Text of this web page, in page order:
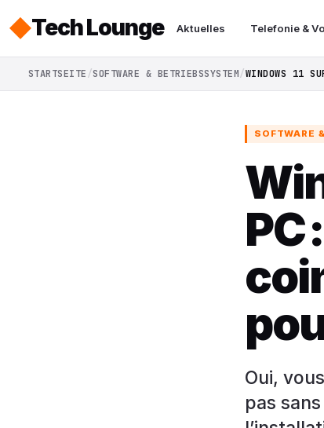
Tech Lounge Aktuelles Telefonie &
STARTSEITE SOFTWARE & BETRIEBSSYSTEM WINDOWS 11
SOFTWARE
PC
Oui,
pas